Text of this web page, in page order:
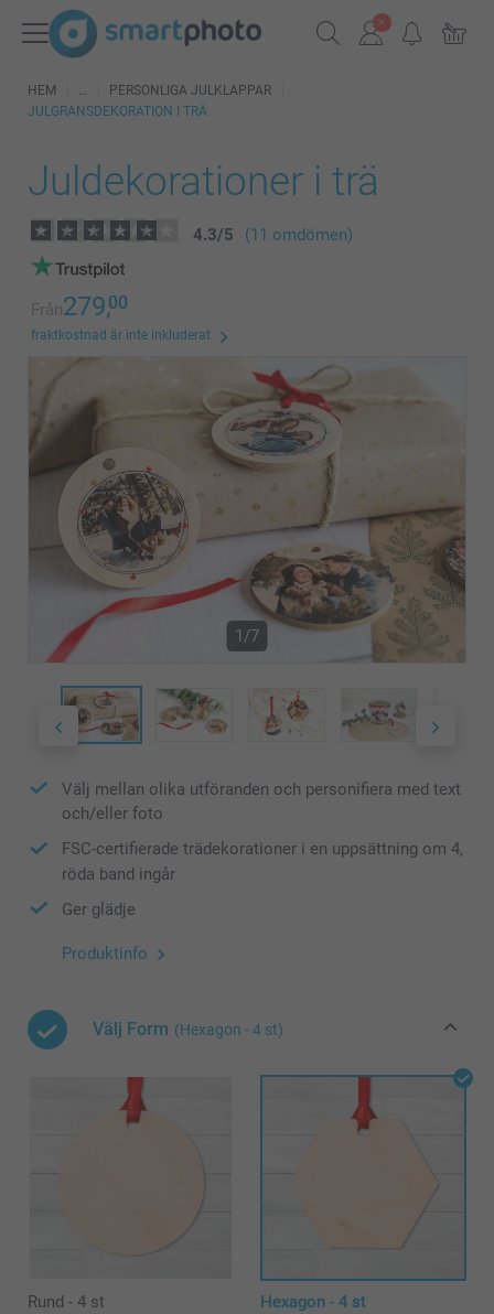
HEM
PERSONLIGA JULKLAPPAR
JULGRANSDEKORATION I TRÄ
Juldekorationer i trä
4.3/5 (11 omdömen)
Från279,00
fraktkostnad är inte inkluderat
1/7
Välj mellan olika utföranden och personifiera med text
och/eller foto
FSC-certifierade trädekorationer i en uppsättning om 4,
röda band ingår
Ger glädje
Produktinfo
Välj Form (Hexagon - 4 st)
Rund - 4 st Hexagon - 4 st